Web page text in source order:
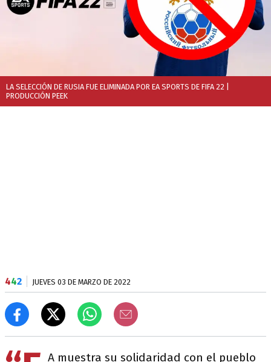
LA SELECCIÓN DE RUSIA FUE ELIMINADA POR EA SPORTS DE FIFA 22
PRODUCCIÓN PEEK
442 JUEVES 03 DE MARZO DE 2022
A muestra su solidaridad con el pueblo